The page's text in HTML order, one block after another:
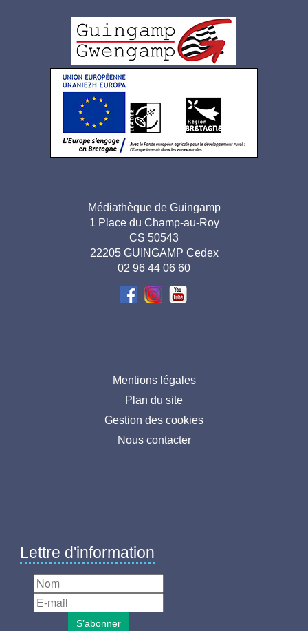
de
page
Adresse
pied de
Médiathèque de Guingamp
1 Place du Champ-au-Roy
CS 50543
22205 GUINGAMP Cedex
02 96 44 06 60
Mentions légales
Plan du site
Gestion des cookies
Nous contacter
Lettre d'information
S’abonner